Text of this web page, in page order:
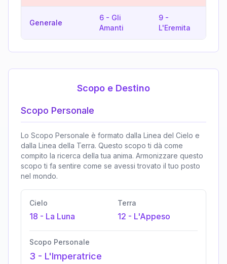
Generale
6 - Gli
Amanti
9 -
L'Eremita
Scopo e Destino
Scopo Personale
Lo Scopo Personale è formato dalla Linea del Cielo e
dalla Linea della Terra. Questo scopo ti dà come
compito la ricerca della tua anima. Armonizzare questo
scopo ti fa sentire come se avessi trovato il tuo posto
nel mondo.
Cielo
18 - La Luna
Terra
12 - L'Appeso
Scopo Personale
3 - L'Imperatrice